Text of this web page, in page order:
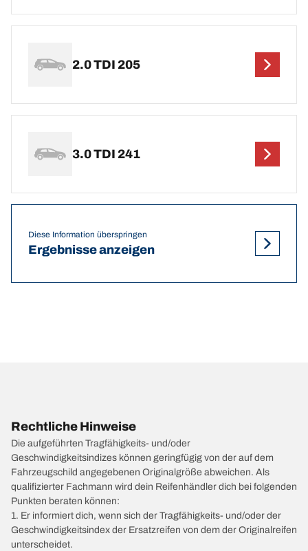
2.0 TDI 205
3.0 TDI 241
Diese Information überspringen
Ergebnisse anzeigen
Rechtliche Hinweise
Die aufgeführten Tragfähigkeits- und/oder
Geschwindigkeitsindizes können geringfügig von der auf dem
Fahrzeugschild angegebenen Originalgröße abweichen. Als
qualifizierter Fachmann wird dein Reifenhändler dich bei folgenden
Punkten beraten können:
1. Er informiert dich, wenn sich der Tragfähigkeits- und/oder der
Geschwindigkeitsindex der Ersatzreifen von dem der Originalreifen
unterscheidet.